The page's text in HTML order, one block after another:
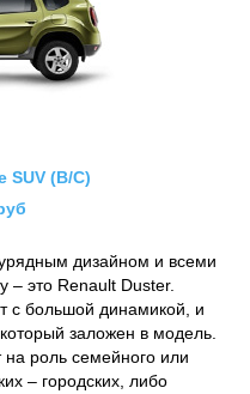
SUV (B/C)
дизайном и всеми
это Renault Duster.
с большой динамикой, и
заложен в модель.
роль семейного или
– городских, либо